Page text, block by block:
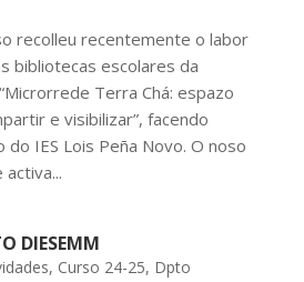
recolleu recentemente o labor
bibliotecas escolares da
Terra Chá: espazo
e visibilizar”, facendo
do IES Lois Peña Novo. O noso
DIESEMM
, Curso 24-25, Dpto